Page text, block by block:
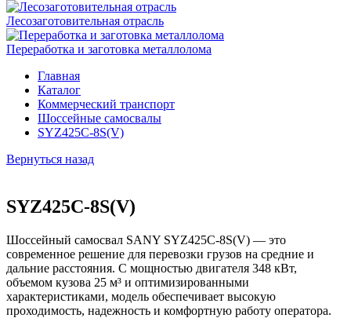
Лесозаготовительная отрасль
Переработка и заготовка металлолома
Главная
Каталог
Коммерческий транспорт
Шоссейные самосвалы
SYZ425C-8S(V)
Вернуться назад
SYZ425C-8S(V)
Шоссейный самосвал SANY SYZ425C-8S(V) — это
современное решение для перевозки грузов на средние и
дальние расстояния. С мощностью двигателя 348 кВт,
объемом кузова 25 м³ и оптимизированными
характеристиками, модель обеспечивает высокую
проходимость, надежность и комфортную работу оператора.